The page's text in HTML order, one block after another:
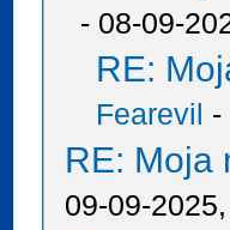
- 08-09-
RE:
Fearevil -
RE: Moja
09-09-